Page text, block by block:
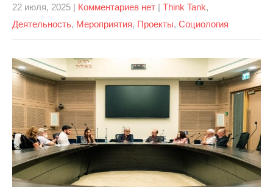
22 июля, 2025 | Комментариев нет | Think Tank,
Деятельность, Мероприятия, Проекты, Социология